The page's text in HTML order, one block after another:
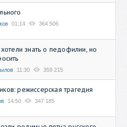
01:14 364 506
знать о педофилии, но
11:30 359 215
режиссерская трагедия
14:50 347 185